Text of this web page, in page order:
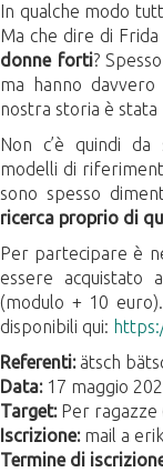
In qualche modo
Ma che dire di
donne forti?
ma hanno
nostra storia è
Non c’è quindi
modelli di
sono spesso
ricerca proprio di
Per partecipare è
essere acquistato
(modulo + 10
disponibili qui:
Referenti:ätsch
Data:17 maggio
Target:Per ragazze
Iscrizione:mail a
Termine di